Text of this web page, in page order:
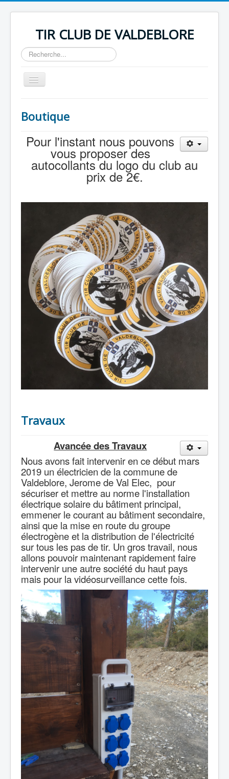
TIR CLUB DE VALDEBLORE
Rechercher
Basculer
la
Nous situer
Ouverture & contact
Liens Pratiques
Boutique
Pour l'instant nous pouvons
vous proposer des
autocollants du logo du club au
prix de 2€.
Travaux
Avancée des Travaux
Nous avons fait intervenir en ce début mars
2019 un électricien de la commune de
Valdeblore, Jerome de Val Elec, pour
sécuriser et mettre au norme l'installation
électrique solaire du bâtiment principal,
emmener le courant au bâtiment secondaire,
ainsi que la mise en route du groupe
électrogène et la distribution de l'électricité
sur tous les pas de tir. Un gros travail, nous
allons pouvoir maintenant rapidement faire
intervenir une autre société du haut pays
mais pour la vidéosurveillance cette fois.